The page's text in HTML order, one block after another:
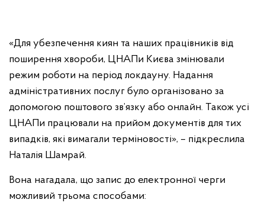
«Для убезпечення киян та наших працівників від
поширення хвороби, ЦНАПи Києва змінювали
режим роботи на період локдауну. Надання
адміністративних послуг було організовано за
допомогою поштового зв’язку або онлайн. Також усі
ЦНАПи працювали на прийом документів для тих
випадків, які вимагали терміновості», – підкреслила
Наталія Шамрай.
Вона нагадала, що запис до електронної черги
можливий трьома способами: